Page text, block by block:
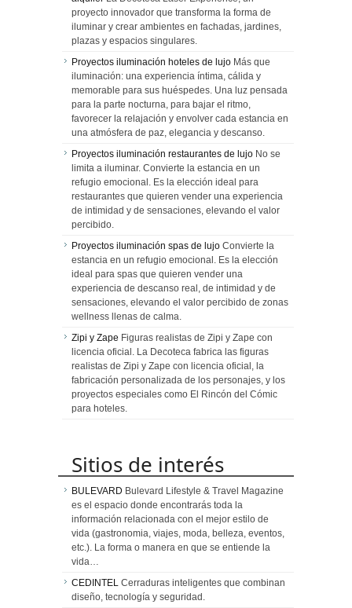
proyecto innovador que transforma la forma de
iluminar y crear ambientes en fachadas, jardines,
plazas y espacios singulares.
Proyectos iluminación hoteles de lujo Más que
iluminación: una experiencia íntima, cálida y
memorable para sus huéspedes. Una luz pensada
para la parte nocturna, para bajar el ritmo,
favorecer la relajación y envolver cada estancia en
una atmósfera de paz, elegancia y descanso.
Proyectos iluminación restaurantes de lujo No se
limita a iluminar. Convierte la estancia en un
refugio emocional. Es la elección ideal para
restaurantes que quieren vender una experiencia
de intimidad y de sensaciones, elevando el valor
percibido.
Proyectos iluminación spas de lujo Convierte la
estancia en un refugio emocional. Es la elección
ideal para spas que quieren vender una
experiencia de descanso real, de intimidad y de
sensaciones, elevando el valor percibido de zonas
wellness llenas de calma.
Zipi y Zape Figuras realistas de Zipi y Zape con
licencia oficial. La Decoteca fabrica las figuras
realistas de Zipi y Zape con licencia oficial, la
fabricación personalizada de los personajes, y los
proyectos especiales como El Rincón del Cómic
para hoteles.
Sitios de interés
BULEVARD Bulevard Lifestyle & Travel Magazine
es el espacio donde encontrarás toda la
información relacionada con el mejor estilo de
vida (gastronomia, viajes, moda, belleza, eventos,
etc.). La forma o manera en que se entiende la
vida…
CEDINTEL Cerraduras inteligentes que combinan
diseño, tecnología y seguridad.